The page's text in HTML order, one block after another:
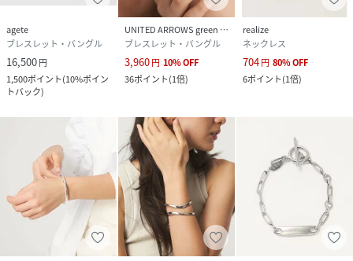
agete
ブレスレット・バングル
16,500円
1,500ポイント(10%ポイン
トバック)
UNITED ARROWS green label relaxing
ブレスレット・バングル
3,960円 10%OFF
36ポイント(1倍)
realize
ネックレス
704円 80%OFF
6ポイント(1倍)